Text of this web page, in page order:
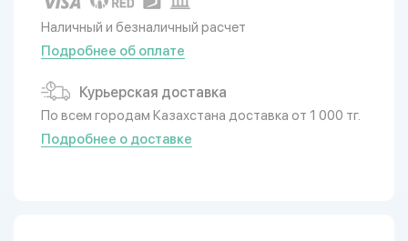
Наличный и безналичный расчет
Подробнее об оплате
Курьерская доставка
По всем городам Казахстана доставка от 1 000 тг.
Подробнее о доставке